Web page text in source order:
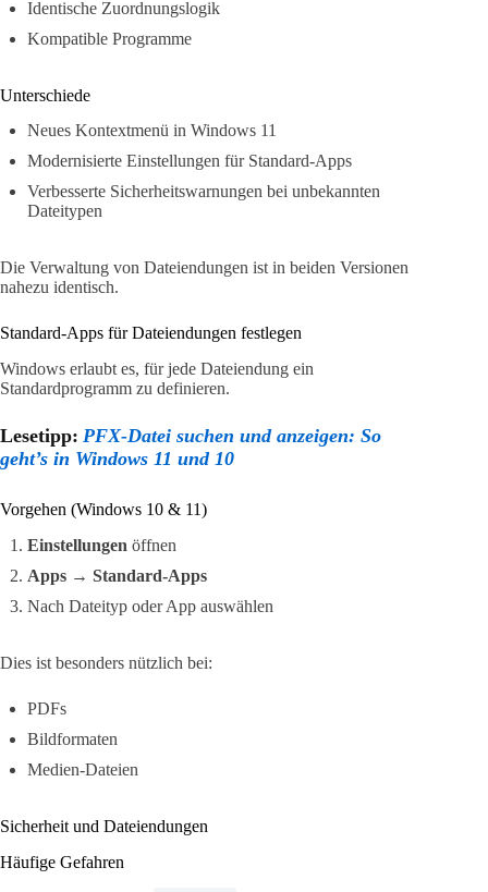
Identische Zuordnungslogik
Kompatible Programme
Unterschiede
Neues Kontextmenü in Windows 11
Modernisierte Einstellungen für Standard-Apps
Verbesserte Sicherheitswarnungen bei unbekannten
Dateitypen
Die Verwaltung von Dateiendungen ist in beiden Versionen
nahezu identisch.
Standard-Apps für Dateiendungen festlegen
Windows erlaubt es, für jede Dateiendung ein
Standardprogramm zu definieren.
Lesetipp: PFX-Datei suchen und anzeigen: So
geht’s in Windows 11 und 10
Vorgehen (Windows 10 & 11)
Einstellungen öffnen
Apps → Standard-Apps
Nach Dateityp oder App auswählen
Dies ist besonders nützlich bei:
PDFs
Bildformaten
Medien-Dateien
Sicherheit und Dateiendungen
Häufige Gefahren